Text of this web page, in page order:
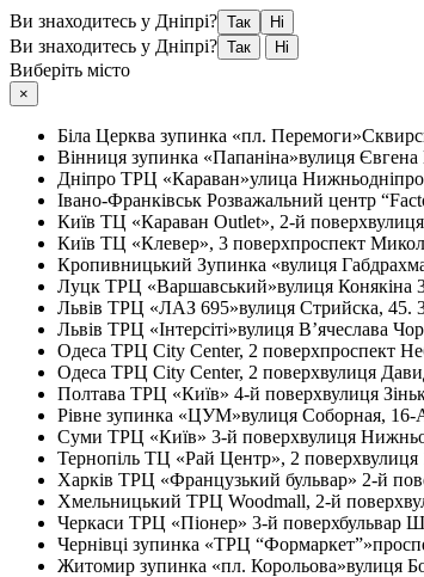
Ви знаходитесь у Дніпрі? Так Ні
Ви знаходитесь у Дніпрі? Так Ні
Виберіть місто
×
Біла Церква зупинка «пл. Перемоги»
Вінниця зупинка «Папаніна»вулиця
Дніпро ТРЦ «Караван»улица
Івано-Франківськ Розважальний центр
Київ ТЦ «Караван Outlet», 2-й поверх
Київ ТЦ «Клевер», 3 поверхпроспект
Кропивницький Зупинка «вулиця
Луцк ТРЦ «Варшавський»вулиця Конякіна
Львів ТРЦ «ЛАЗ 695»вулиця Стрийска, 45.
Львів ТРЦ «Інтерсіті»вулиця В’ячеслава
Одеса ТРЦ City Center, 2 поверхпроспект
Одеса ТРЦ City Center, 2 поверхвулиця
Полтава ТРЦ «Київ» 4-й поверхвулиця
Рівне зупинка «ЦУМ»вулиця Соборная, 16-
Суми ТРЦ «Київ» 3-й поверхвулиця
Тернопіль ТЦ «Рай Центр», 2 поверхвулиця
Харків ТРЦ «Французький бульвар» 2-й
Хмельницький ТРЦ Woodmall, 2-й поверх
Черкаси ТРЦ «Піонер» 3-й поверхбульвар
Чернівці зупинка «ТРЦ “Формаркет”»
Житомир зупинка «пл. Корольова»вулиця